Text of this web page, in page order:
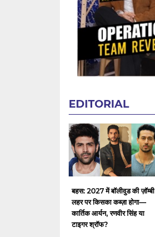
EDITORIAL
बहस: 2027 में बॉलीवुड की ज़ॉम्बी
लहर पर किसका कब्ज़ा होगा—
कार्तिक आर्यन, रणवीर सिंह या
टाइगर श्रॉफ?